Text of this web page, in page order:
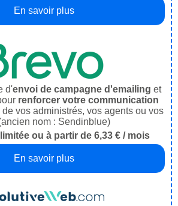
En savoir plus
d'envoi de campagne d'emailing et
renforcer votre communication
de vos administrés, vos agents ou vos
nom : Sendinblue)
ou à partir de 6,33 € / mois
En savoir plus